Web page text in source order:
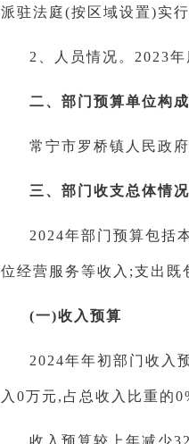
派驻法庭(按区域设置)实
2、人员情况。2023
二、部门预算单位构成
常宁市罗桥镇人民政
三、部门收支总体情况
2024年部门预算包括
位经营服务等收入;支出既
(一)收入预算
2024年年初部门收入
入0万元,占总收入比重的
收入预算较上年减少